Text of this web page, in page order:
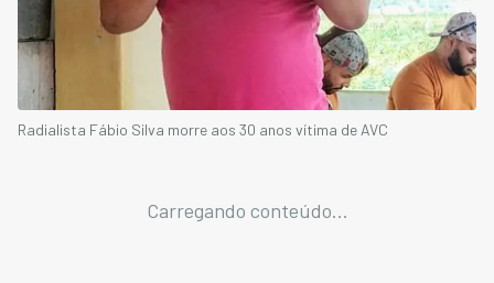
Radialista Fábio Silva morre aos 30 anos vítima de AVC
Carregando conteúdo...